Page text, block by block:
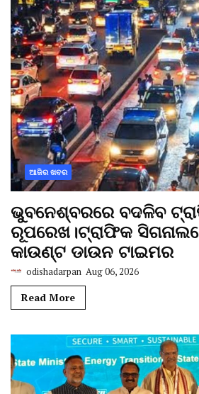
ଆଜିର ଖବର
ଭୁବନେଶ୍ବରରେ ବଦଳିବ
ରୂପରେଖ।ଟ୍ରାଫିକ
କାଉଣ୍ଟ ଡାଉନ ଟାଇମର
odishadarpan Aug 06, 2026
Read More